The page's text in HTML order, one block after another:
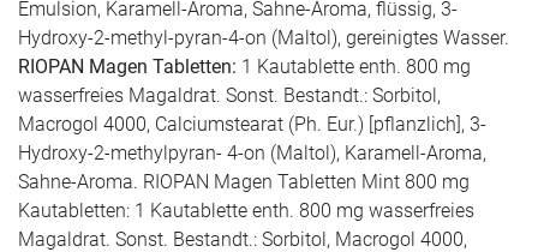
Emulsion, Karamell-Aroma, Sahne-Aroma, flüssig, 3-
Hydroxy-2-methyl-pyran-4-on (Maltol), gereinigtes Wasser.
RIOPAN Magen Tabletten: 1 Kautablette enth. 800 mg
wasserfreies Magaldrat. Sonst. Bestandt.: Sorbitol,
Macrogol 4000, Calciumstearat (Ph. Eur.) [pflanzlich], 3-
Hydroxy-2-methylpyran- 4-on (Maltol), Karamell-Aroma,
Sahne-Aroma. RIOPAN Magen Tabletten Mint 800 mg
Kautabletten: 1 Kautablette enth. 800 mg wasserfreies
Magaldrat. Sonst. Bestandt.: Sorbitol, Macrogol 4000,